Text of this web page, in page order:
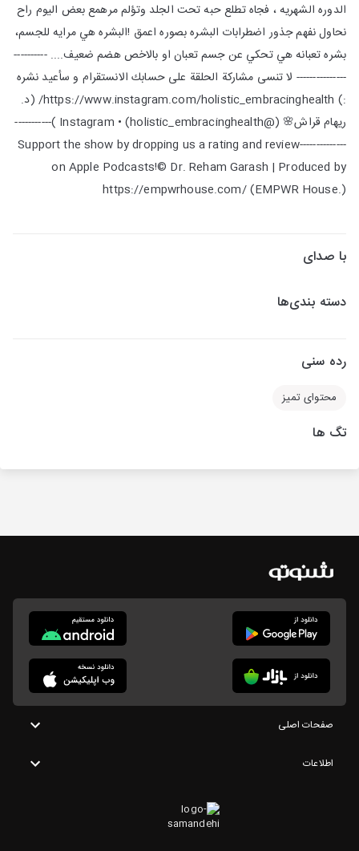
الدوره الشهريه ، فجاه تطلع حبه تحت الجلد وتؤلم مرهمع بعض اليوم راح
نحاول نفهم جذور اضطرابات البشره بصوره اعمق !البشره هي مرايه للجسم،
بشره تعبانه هي تحكي عن جسم تعبان او بالاخص هضم ضعيف.... ----------
--------------- لا تنسى مشاركة الحلقة على حسابك الانستقرام و سأعيد نشره
:) https://www.instagram.com/holistic_embracinghealth/ (د.
ريهام قراش🌸 (@holistic_embracinghealth) • Instagram )-----------
--------------Support the show by dropping us a rating and review
on Apple Podcasts!© Dr. Reham Garash | Produced by
https://empwrhouse.com/ (EMPWR House.)
با صدای
دسته بندی‌ها
رده سنی
محتوای تمیز
تگ ها
صفحات اصلی
اطلاعات